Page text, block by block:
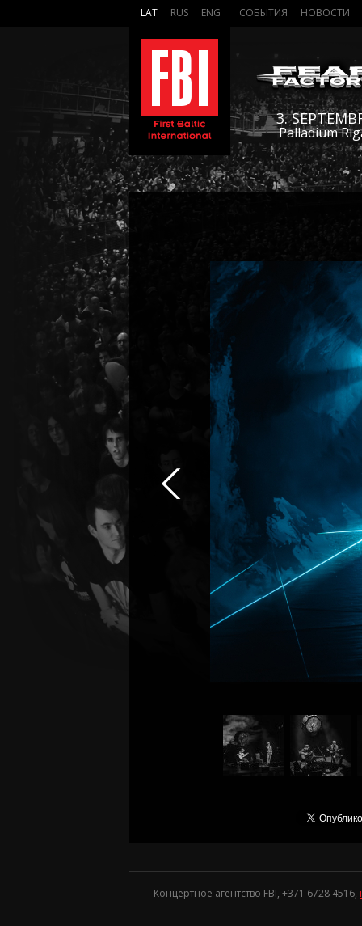
LAT RUS ENG СОБЫТИЯ НОВОСТИ
3.
Palladium
Концертное агентство FBI, +371 6728 4516,